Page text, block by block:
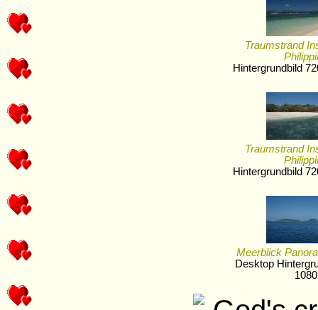
Traumstrand
Hintergrundbild
Traumstrand
Hintergrundbild
Meerblick
Desktop